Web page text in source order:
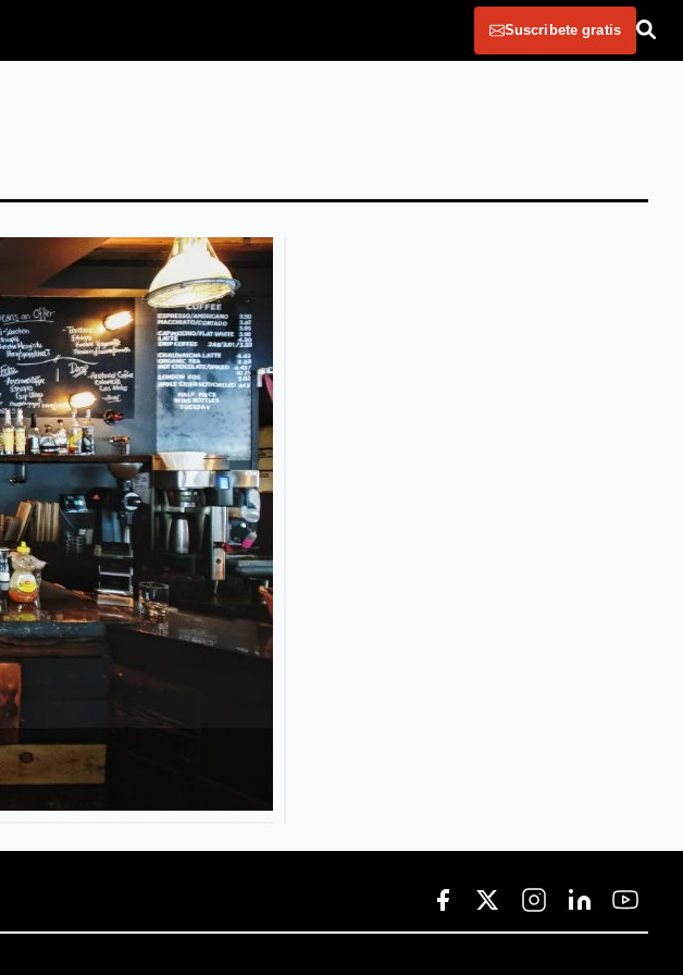
Suscribete gratis